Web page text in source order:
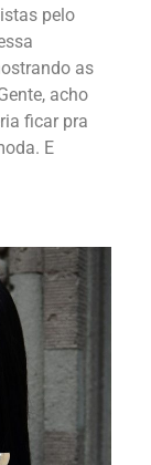
pelo
as
acho
ficar pra
E